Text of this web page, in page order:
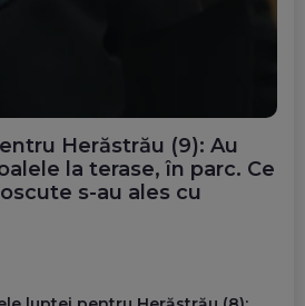
Herăstrău (9): Au
la terase, în parc. Ce
s-au ales cu